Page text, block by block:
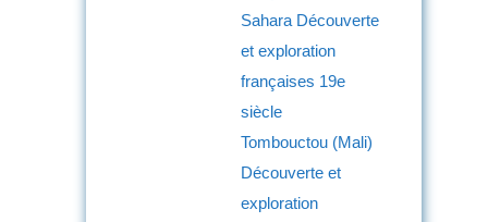
Sahara Découverte
et exploration
françaises 19e
siècle
Tombouctou (Mali)
Découverte et
exploration